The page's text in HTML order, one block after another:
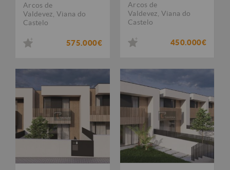
Arcos de
Valdevez Viana do
Castelo
575.000€
Arcos de
Valdevez Viana do
Castelo
450.000€